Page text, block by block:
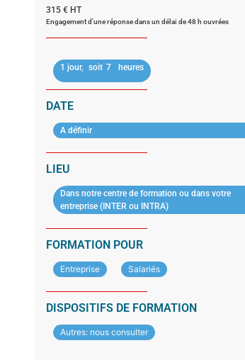
315 € HT
Engagement d’une réponse dans un délai de 48 h ouvrées
1 jour, soit 7 heures
DATE
A définir
LIEU
Dans notre centre de formation ou dans votre
entreprise (INTER ou INTRA)
FORMATION POUR
Entreprise Salariés
DISPOSITIFS DE FORMATION
Autres: nous consulter